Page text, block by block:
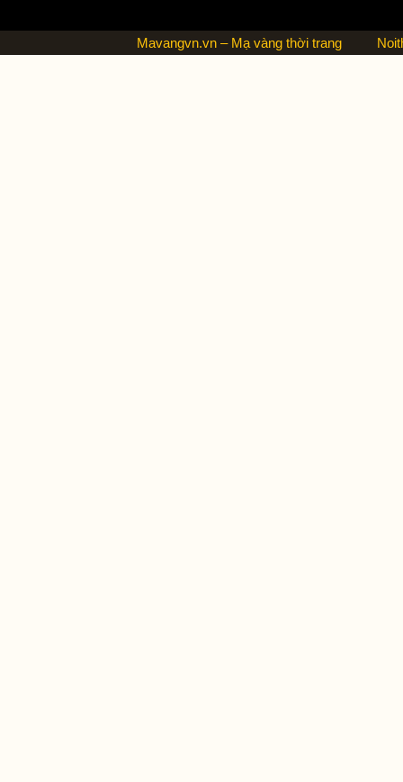
Mavangvn.vn – Mạ vàng thời trang